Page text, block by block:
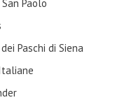
Paolo
Paschi di Siena